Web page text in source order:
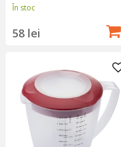
În stoc
58 lei